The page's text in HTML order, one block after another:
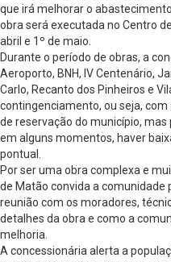
que irá melhorar o
obra será executada no Centro
abril e 1º de maio.
Durante o período de obras, a
Aeroporto, BNH, IV Centenário,
Carlo, Recanto dos Pinheiros e
contingenciamento, ou seja,
de reservação do município,
em alguns momentos, haver
pontual.
Por ser uma obra complexa e
de Matão convida a comunidade
reunião com os moradores,
detalhes da obra e como a
melhoria.
A concessionária alerta a